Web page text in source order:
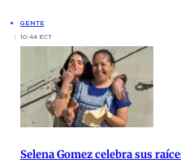
GENTE
10:44 ECT
Selena Gomez celebra sus